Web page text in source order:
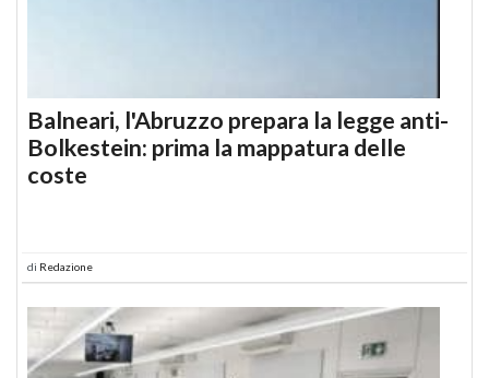
Balneari, l'Abruzzo prepara la legge anti-
Bolkestein: prima la mappatura delle
coste
di Redazione